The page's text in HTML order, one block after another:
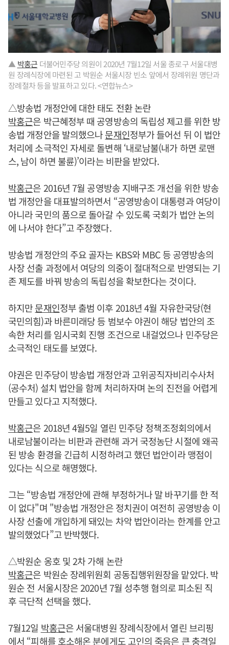
▲박홍근 더불어민주당 의원이 2020년 7월12일 서울 종로구 서울대병
원 장례식장에 마련된 고 박원순 서울시장 빈소 앞에서 장례위원 명단과
장례절차 등을 발표하고 있다. <연합뉴스>
△방송법 개정안에 대한 태도 전환 논란
박홍근은 박근혜정부 때 공영방송의 독립성 제고를 위한 방
송법 개정안을 발의했으나문재인정부가 들어선 뒤 이 법안
처리에 소극적인 자세로 돌변해 ‘내로남불(내가 하면 로맨
스, 남이 하면 불륜)’이라는 비판을 받았다.
박홍근은 2016년 7월 공영방송 지배구조 개선을 위한 방송
법 개정안을 대표발의하면서 “공영방송이 대통령과 여당이
아니라 국민의 품으로 돌아갈 수 있도록 국회가 법안 논의
에 나서야 한다”고 주장했다.
방송법 개정안의 주요 골자는 KBS와 MBC 등 공영방송의
사장 선출 과정에서 여당의 의중이 절대적으로 반영되는 기
존 제도를 바꿔 방송의 독립성을 확보한다는 것이다.
하지만문재인정부 출범 이후 2018년 4월 자유한국당(현
국민의힘)과 바른미래당 등 범보수 야권이 해당 법안의 조
속한 처리를 임시국회 진행 조건으로 내걸었으나 민주당은
소극적인 태도를 보였다.
야권은 민주당이 방송법 개정안과 고위공직자비리수사처
(공수처) 설치 법안을 함께 처리하자며 논의 진전을 어렵게
만들고 있다고 지적했다.
박홍근은 2018년 4월5일 열린 민주당 정책조정회의에서
내로남불이라는 비판과 관련해 과거 국정농단 시절에 왜곡
된 방송 환경을 긴급히 시정하려고 했던 법안이라 맹점이
있다는 식으로 해명했다.
그는 “방송법 개정안에 관해 부정하거나 말 바꾸기를 한 적
이 없다"며 "방송법 개정안은 정치권이 여전히 공영방송 이
사장 선출에 개입하게 돼있는 차악 법안이라는 한계를 안고
발의했었다”고 반박했다.
△박원순 옹호 및 2차 가해 논란
박홍근은 박원순 장례위원회 공동집행위원장을 맡았다. 박
원순 전 서울시장은 2020년 7월 성추행 혐의로 피소된 직
후 극단적 선택을 했다.
7월12일 박홍근은 서울대병원 장례식장에서 열린 브리핑
에서 “피해를 호소해온 분에게도 고인의 죽음은 큰 충격일